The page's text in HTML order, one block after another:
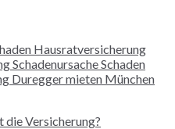
die Versicherung?